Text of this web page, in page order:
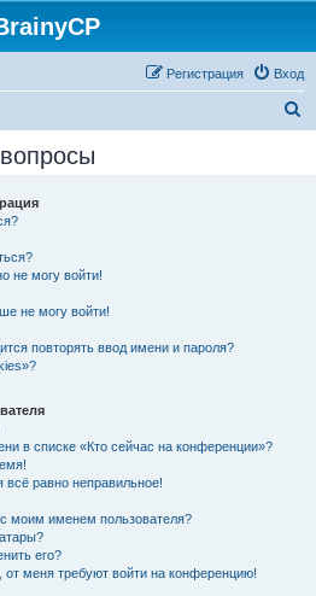
Вход
Регистрация
не могу войти!
не могу войти!
повторять ввод имени и пароля?
в списке «Кто сейчас на конференции»?
равно неправильное!
моим именем пользователя?
его?
меня требуют войти на конференцию!